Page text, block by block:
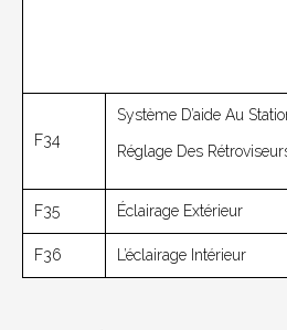
F34
Système D’aide Au
Réglage Des
F35 Éclairage Extérieur
F36 L’éclairage Intérieur